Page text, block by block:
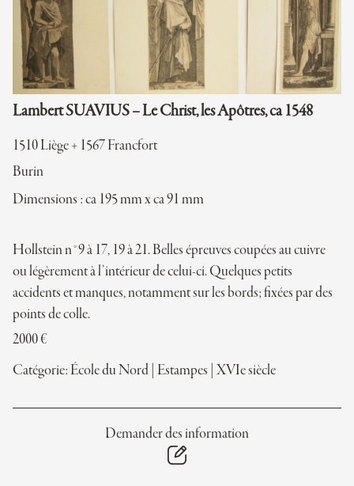
Lambert SUAVIUS – Le Christ, les Apôtres, ca 1548
1510 Liège + 1567 Francfort
Burin
Dimensions : ca 195 mm x ca 91 mm
Hollstein n°9 à 17, 19 à 21. Belles épreuves coupées au cuivre
ou légèrement à l’intérieur de celui-ci. Quelques petits
accidents et manques, notamment sur les bords; fixées par des
points de colle.
2000€
Catégorie: École du Nord Estampes XVIe siècle
Demander des information